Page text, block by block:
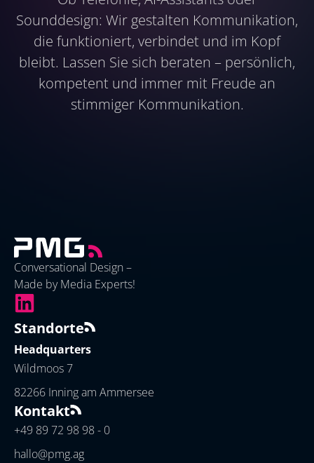
Sounddesign: Wir gestalten Kommunikation,
die funktioniert, verbindet und im Kopf
bleibt. Lassen Sie sich beraten – persönlich,
kompetent und immer mit Freude an
stimmiger Kommunikation.
Conversational Design –
Made by Media Experts!
Standorte
Headquarters
Wildmoos 7
82266 Inning am Ammersee
Kontakt
+49 89 72 98 98 - 0
hallo@pmg.ag